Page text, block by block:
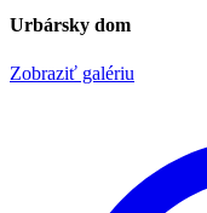
Urbársky dom
Zobraziť galériu